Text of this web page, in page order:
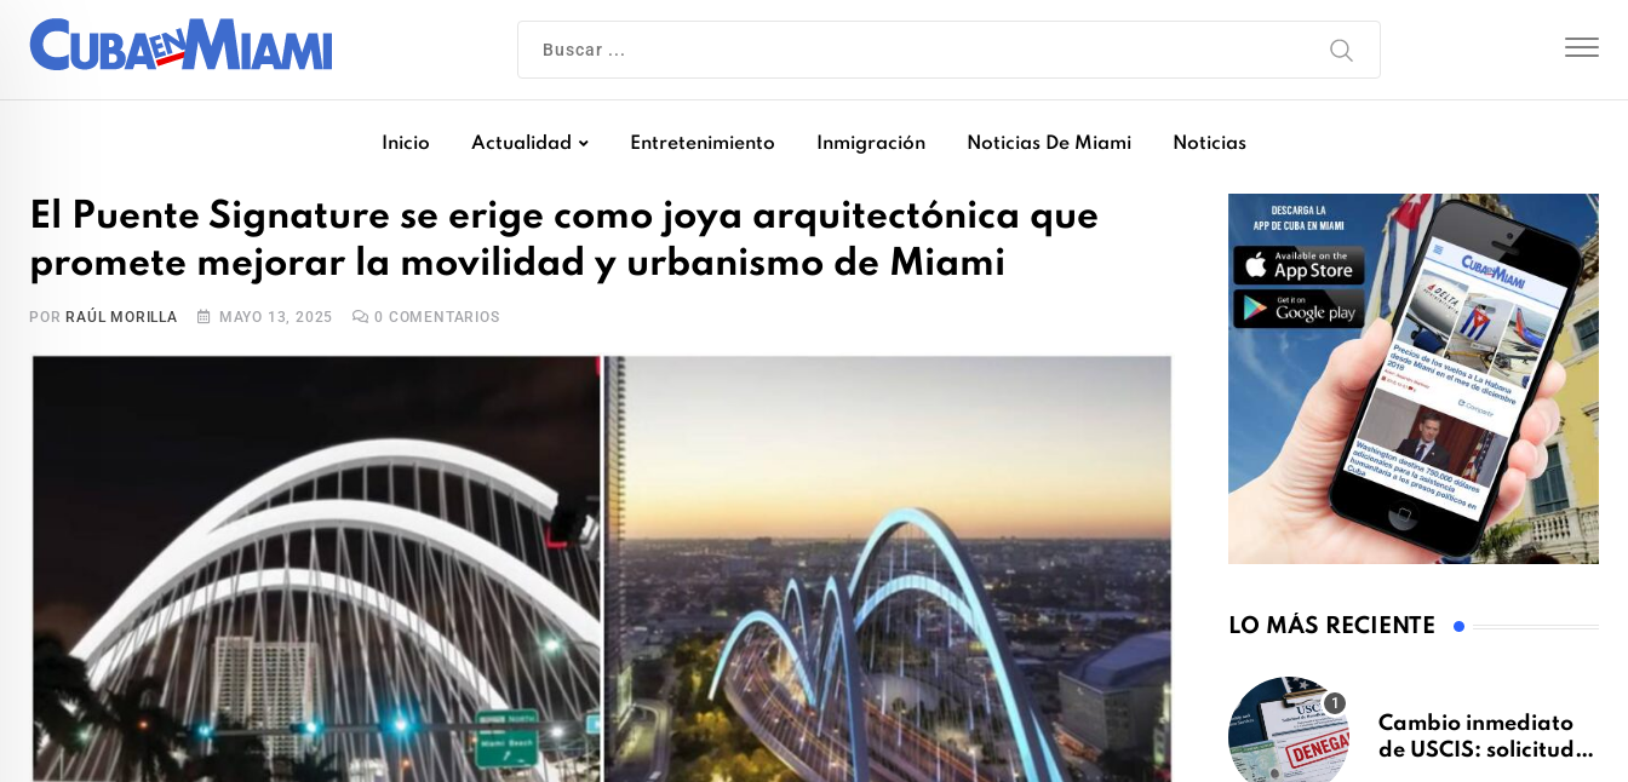
Inicio Actualidad Entretenimiento Inmigración Noticias De Miami Noticias
El Puente Signature se erige como joya arquitectónica que
promete mejorar la movilidad y urbanismo de Miami
POR RAÚL MORILLA MAYO 13, 2025 0 COMENTARIOS
LO MÁS RECIENTE
Cambio inmediato
de USCIS: solicitudes